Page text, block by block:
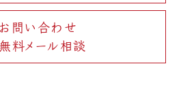
お問い合わせ
無料メール相談